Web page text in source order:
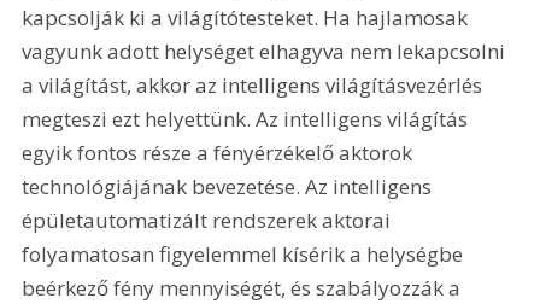
kapcsolják ki a világítótesteket. Ha hajlamosak
vagyunk adott helységet elhagyva nem lekapcsolni
a világítást, akkor az intelligens világításvezérlés
megteszi ezt helyettünk. Az intelligens világítás
egyik fontos része a fényérzékelő aktorok
technológiájának bevezetése. Az intelligens
épületautomatizált rendszerek aktorai
folyamatosan figyelemmel kísérik a helységbe
beérkező fény mennyiségét, és szabályozzák a